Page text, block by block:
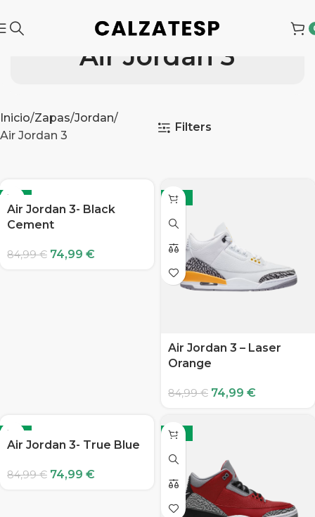
Air Jordan 3
Inicio Zapas Jordan
Air Jordan 3
Filters
-12%
Air Jordan 3- Black
Cement
84,99€ 74,99 €
-12%
Air Jordan 3 – Laser
Orange
84,99€ 74,99 €
-12%
Air Jordan 3- True Blue
84,99€ 74,99 €
-12%